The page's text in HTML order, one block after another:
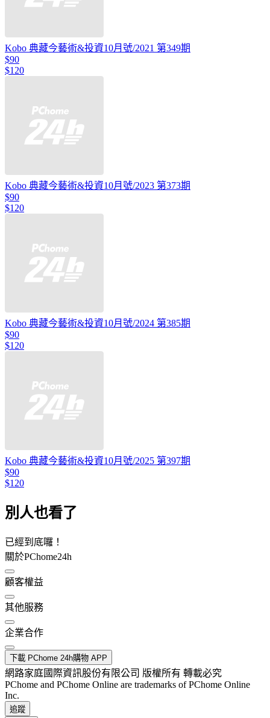
Kobo 典藏今藝術&投資10月號/2021 第349期
$90
$120
Kobo 典藏今藝術&投資10月號/2023 第373期
$90
$120
Kobo 典藏今藝術&投資10月號/2024 第385期
$90
$120
Kobo 典藏今藝術&投資10月號/2025 第397期
$90
$120
別人也看了
已經到底囉！
關於PChome24h
顧客權益
其他服務
企業合作
下載 PChome 24h購物 APP
網路家庭國際資訊股份有限公司 版權所有 轉載必究
PChome and PChome Online are trademarks of PChome Online
Inc.
追蹤